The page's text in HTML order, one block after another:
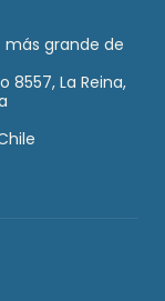
más grande de
8557, La Reina,